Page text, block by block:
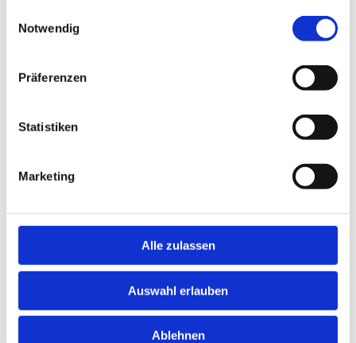
Notwendig
Präferenzen
Statistiken
Marketing
Alle zulassen
Auswahl erlauben
Ablehnen
Transport mit und ohne Abladen
Container sollen dort stehen, wo Sie als Kunde